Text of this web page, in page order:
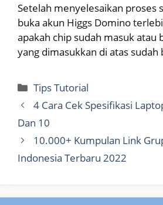
Setelah menyelesaikan proses
buka akun Higgs Domino
apakah chip sudah masuk atau
yang dimasukkan di atas sudah
Categories
Tips Tutorial
4 Cara Cek Spesifikasi
Dan 10
10.000+ Kumpulan Link
Indonesia Terbaru 2022